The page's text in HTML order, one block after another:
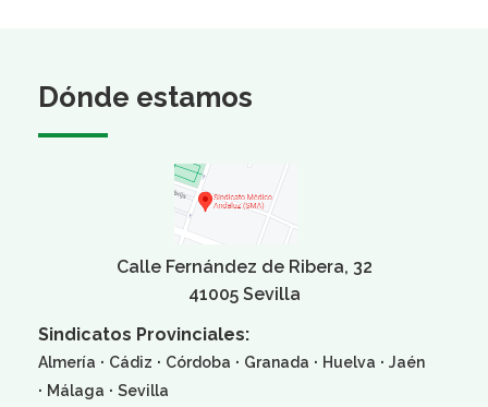
Dónde estamos
Calle Fernández de Ribera, 32
41005 Sevilla
Sindicatos Provinciales:
Almería · Cádiz · Córdoba · Granada · Huelva · Jaén
· Málaga · Sevilla